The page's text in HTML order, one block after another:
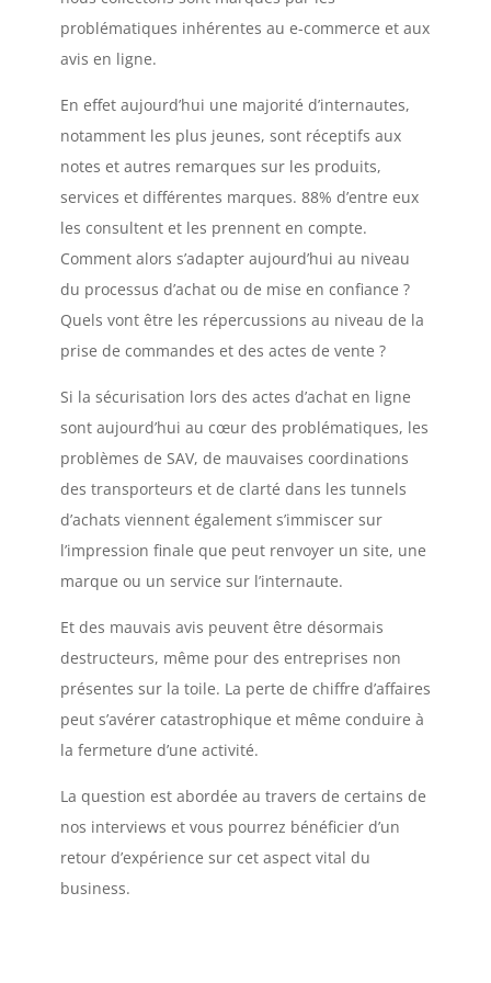
problématiques inhérentes au e-commerce et aux
avis en ligne.
En effet aujourd’hui une majorité d’internautes,
notamment les plus jeunes, sont réceptifs aux
notes et autres remarques sur les produits,
services et différentes marques. 88% d’entre eux
les consultent et les prennent en compte.
Comment alors s’adapter aujourd’hui au niveau
du processus d’achat ou de mise en confiance ?
Quels vont être les répercussions au niveau de la
prise de commandes et des actes de vente ?
Si la sécurisation lors des actes d’achat en ligne
sont aujourd’hui au cœur des problématiques, les
problèmes de SAV, de mauvaises coordinations
des transporteurs et de clarté dans les tunnels
d’achats viennent également s’immiscer sur
l’impression finale que peut renvoyer un site, une
marque ou un service sur l’internaute.
Et des mauvais avis peuvent être désormais
destructeurs, même pour des entreprises non
présentes sur la toile. La perte de chiffre d’affaires
peut s’avérer catastrophique et même conduire à
la fermeture d’une activité.
La question est abordée au travers de certains de
nos interviews et vous pourrez bénéficier d’un
retour d’expérience sur cet aspect vital du
business.